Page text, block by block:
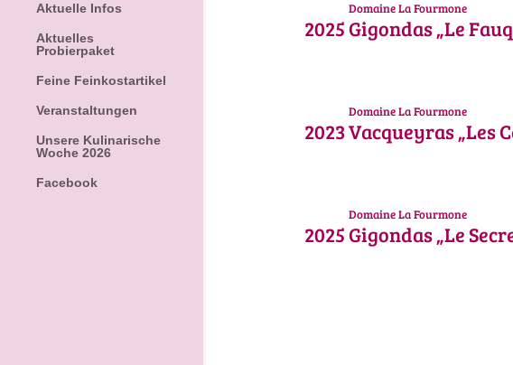
Aktuelle Infos
Aktuelles
Probierpaket
Feine Feinkostartikel
Veranstaltungen
Unsere Kulinarische
Woche 2026
Facebook
2025
Domaine La Fourmone
Gigondas „Le
2023
Domaine La Fourmone
Vacqueyras „Les
2025
Domaine La Fourmone
Gigondas „Le